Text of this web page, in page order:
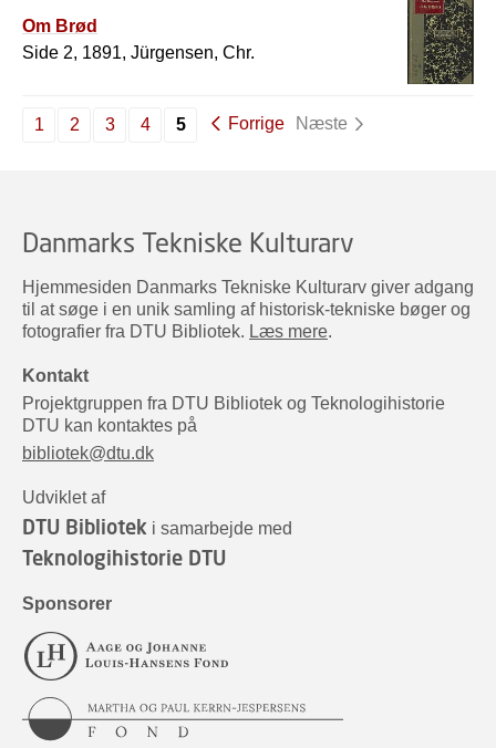
Om Brød
Side 2, 1891, Jürgensen, Chr.
1 2 3 4 5 Forrige Næste
Danmarks Tekniske Kulturarv
Hjemmesiden Danmarks Tekniske Kulturarv giver adgang
til at søge i en unik samling af historisk-tekniske bøger og
fotografier fra DTU Bibliotek. Læs mere.
Kontakt
Projektgruppen fra DTU Bibliotek og Teknologihistorie
DTU kan kontaktes på
bibliotek@dtu.dk
Udviklet af
DTU Bibliotek i samarbejde med
Teknologihistorie DTU
Sponsorer